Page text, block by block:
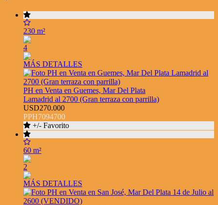
230 m²
4
MÁS DETALLES
PH en Venta en Guemes, Mar Del Plata
Lamadrid al 2700 (Gran terraza con parrilla)
USD270.000
PPH7094700
+/- Favorito
60 m²
2
MÁS DETALLES